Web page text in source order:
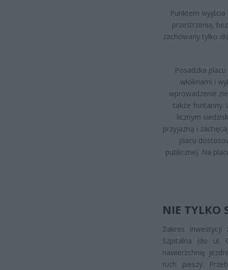
Punktem
przestrzenią,
zachowany tylko
Posadzka
włóknami i
wprowadzenie
także fontanny.
licznym
przyjazną i
placu
publicznej. Na
NIE TYLKO
Zakres inwestycji
Szpitalna (do ul.
nawierzchnię
ruch pieszy.